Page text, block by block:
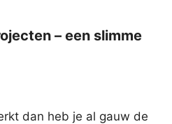
– een slimme
dan heb je al gauw de